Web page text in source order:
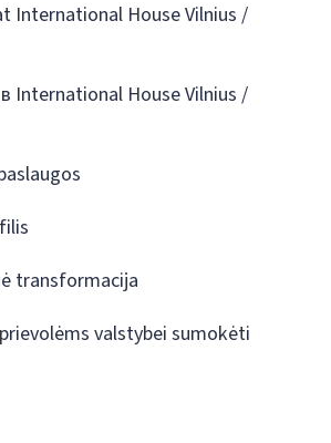
International House Vilnius /
International House Vilnius /
transformacija
valstybei sumokėti